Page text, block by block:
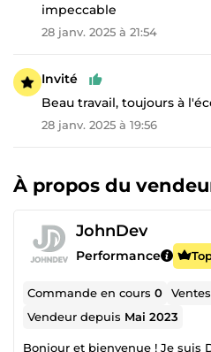
impeccable
28 janv. 2025 à 21:54
Invité
Beau travail, toujours à
28 janv. 2025 à 19:56
À propos du
JohnDev
Performance
Commande en cours0
Vendeur depuis Mai 2023
Bonjour et bienvenue ! Je suis